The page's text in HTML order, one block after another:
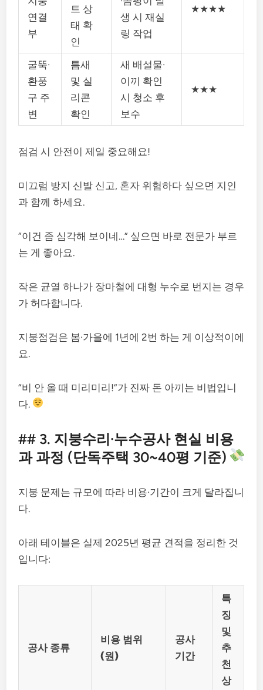
연결
부
트 상
태 확
인
생 시 재실
링 작업
★★★★
굴뚝·
환풍
구 주
변
틈새
및 실
리콘
확인
새 배설물·
이끼 확인
시 청소 후
보수
★★★
점검 시 안전이 제일 중요해요!
미끄럼 방지 신발 신고, 혼자 위험하다 싶으면 지인
과 함께 하세요.
“이건 좀 심각해 보이네…” 싶으면 바로 전문가 부르
는 게 좋아요.
작은 균열 하나가 장마철에 대형 누수로 번지는 경우
가 허다합니다.
지붕점검은 봄·가을에 1년에 2번 하는 게 이상적이에
요.
“비 안 올 때 미리미리!”가 진짜 돈 아끼는 비법입니
다.
## 3. 지붕수리·누수공사 현실 비용
과 과정 (단독주택 30~40평 기준)
지붕 문제는 규모에 따라 비용·기간이 크게 달라집니
다.
아래 테이블은 실제 2025년 평균 견적을 정리한 것
입니다:
공사 종류
비용 범위
(원)
공사
기간
특
징
및
추
천
상